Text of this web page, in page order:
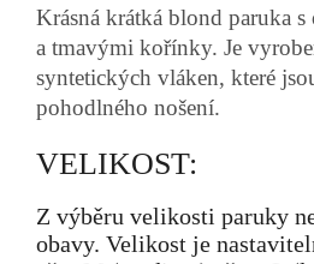
Krásná krátká blond paruka s
a tmavými kořínky. Je
syntetických vláken, které
pohodlného nošení.
VELIKOST:
Z výběru velikosti paruky
obavy. Velikost je